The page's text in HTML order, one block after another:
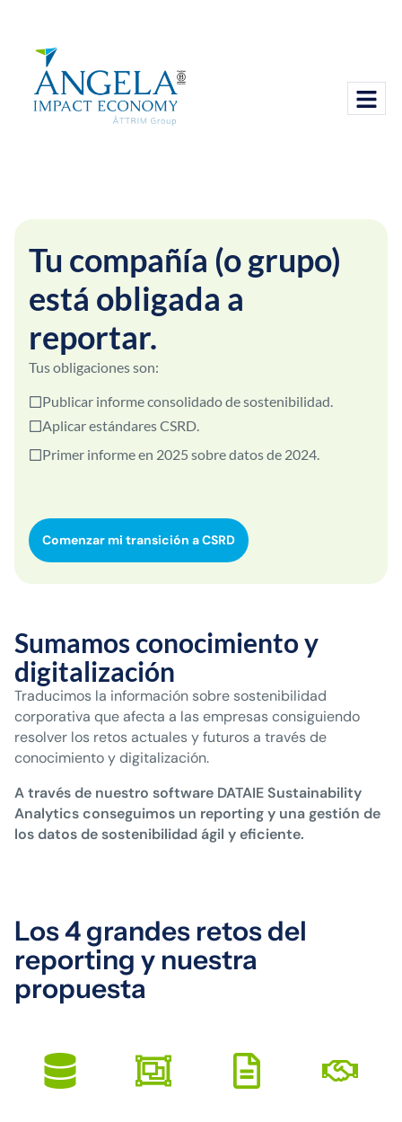
Tu compañía (o grupo)
está obligada a
reportar.
Tus obligaciones son:
Publicar informe consolidado de sostenibilidad.
Aplicar estándares CSRD.
Primer informe en 2025 sobre datos de 2024.
Comenzar mi transición a CSRD
Sumamos conocimiento y
digitalización
Traducimos la información sobre sostenibilidad
corporativa que afecta a las empresas consiguiendo
resolver los retos actuales y futuros a través de
conocimiento y digitalización.
A través de nuestro software DATAIE Sustainability
Analytics conseguimos un reporting y una gestión de
los datos de sostenibilidad ágil y eficiente.
Los 4 grandes retos del
reporting y nuestra
propuesta